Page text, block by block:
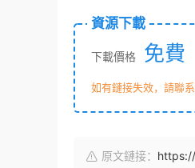
資源下載
下載價格 免費
如有鏈接失效，請聯
原文鏈接：